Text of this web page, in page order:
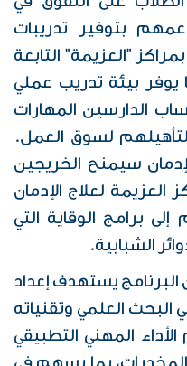
بتوفير تدريبات
"العزيمة" التابعة
يوفر بيئة تدريب عملي
الدارسين المهارات
لتأهيلهم لسوق العمل.
سيمنح الخريجين
العزيمة لعلاج الإدمان
إلى برامج الوقاية التي
الشبابية.
البرنامج يستهدف إعداد
العلمي وتقنياته
المهني التطبيقي